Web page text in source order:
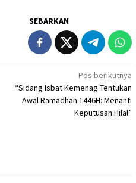
SEBARKAN
Pos berikutnya
“Sidang Isbat Kemenag Tentukan
Awal Ramadhan 1446H: Menanti
Keputusan Hilal”